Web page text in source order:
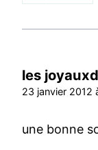
les
23 janvier 2012
une bonne